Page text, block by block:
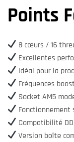
Points
8 cœurs / 16
Excellentes
Idéal pour la
Fréquences
Socket AM5
Fonctionnement
Compatibilité
Version boîte